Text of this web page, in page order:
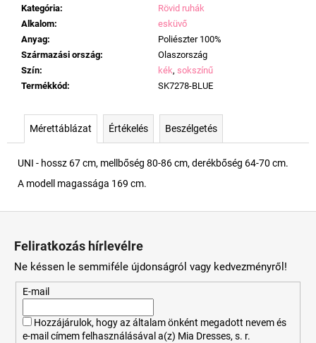
Kategória:
Rövid ruhák
Alkalom:
esküvő
Anyag:
Poliészter 100%
Származási ország:
Olaszország
Szín: kék, sokszínű
Termékkód: SK7278-BLUE
Mérettáblázat Értékelés Beszélgetés
UNI - hossz 67 cm, mellbőség 80-86 cm, derékbőség 64-70 cm.
A modell magassága 169 cm.
Feliratkozás hírlevélre
Ne késsen le semmiféle újdonságról vagy kedvezményről!
E-mail
Hozzájárulok, hogy az általam önként megadott nevem és
e-mail címem felhasználásával a(z) Mia Dresses, s. r.